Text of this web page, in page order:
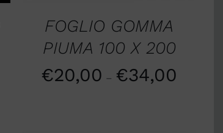
FOGLIO GOMMA
PIUMA 100 X 200
€20,00 – €34,00